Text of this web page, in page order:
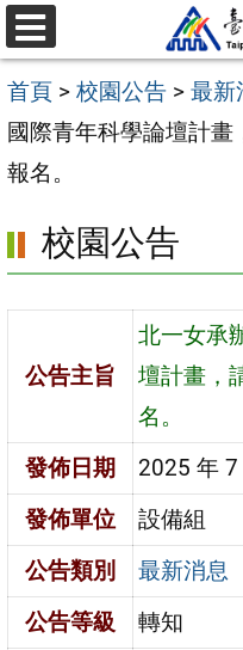
跳
至
主
要
內
區
選
單
首頁 > 校園公告 > 最新
國際青年科學論壇計畫
報名。
校園公告
公告主旨
北一女承
壇計畫，
名。
發佈日期
2025 年 7
發佈單位
設備組
公告類別
最新消息
公告等級
轉知